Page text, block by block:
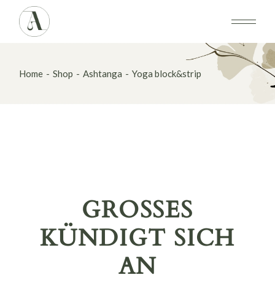
content
Home Shop Ashtanga Yoga block&strip
GROSSES K
ÜNDIGT SICH A
N